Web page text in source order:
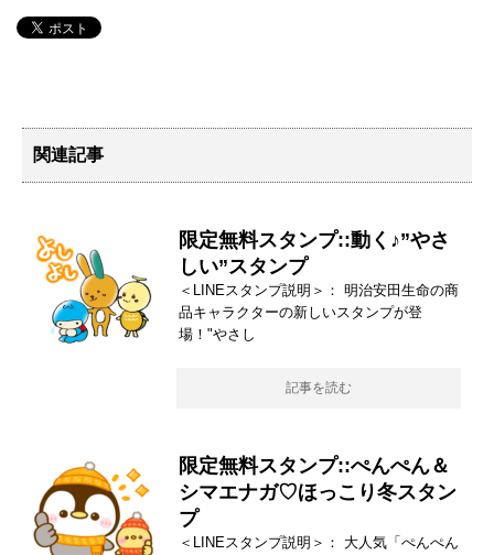
関連記事
限定無料スタンプ::動く♪”やさ
しい”スタンプ
＜LINEスタンプ説明＞： 明治安田生命の商
品キャラクターの新しいスタンプが登
場！"やさし
記事を読む
限定無料スタンプ::ぺんぺん＆
シマエナガ♡ほっこり冬スタン
プ
＜LINEスタンプ説明＞： 大人気「ぺんぺん